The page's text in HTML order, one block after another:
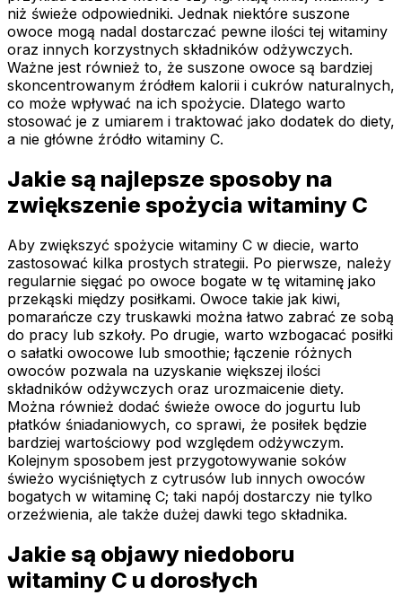
niż świeże odpowiedniki. Jednak niektóre suszone
owoce mogą nadal dostarczać pewne ilości tej witaminy
oraz innych korzystnych składników odżywczych.
Ważne jest również to, że suszone owoce są bardziej
skoncentrowanym źródłem kalorii i cukrów naturalnych,
co może wpływać na ich spożycie. Dlatego warto
stosować je z umiarem i traktować jako dodatek do diety,
a nie główne źródło witaminy C.
Jakie są najlepsze sposoby na
zwiększenie spożycia witaminy C
Aby zwiększyć spożycie witaminy C w diecie, warto
zastosować kilka prostych strategii. Po pierwsze, należy
regularnie sięgać po owoce bogate w tę witaminę jako
przekąski między posiłkami. Owoce takie jak kiwi,
pomarańcze czy truskawki można łatwo zabrać ze sobą
do pracy lub szkoły. Po drugie, warto wzbogacać posiłki
o sałatki owocowe lub smoothie; łączenie różnych
owoców pozwala na uzyskanie większej ilości
składników odżywczych oraz urozmaicenie diety.
Można również dodać świeże owoce do jogurtu lub
płatków śniadaniowych, co sprawi, że posiłek będzie
bardziej wartościowy pod względem odżywczym.
Kolejnym sposobem jest przygotowywanie soków
świeżo wyciśniętych z cytrusów lub innych owoców
bogatych w witaminę C; taki napój dostarczy nie tylko
orzeźwienia, ale także dużej dawki tego składnika.
Jakie są objawy niedoboru
witaminy C u dorosłych